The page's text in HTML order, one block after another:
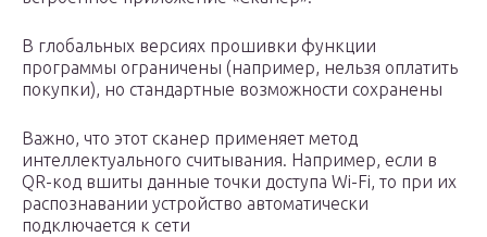
В глобальных версиях прошивки функции
программы ограничены (например, нельзя оплатить
покупки), но стандартные возможности сохранены
Важно, что этот сканер применяет метод
интеллектуального считывания. Например, если в
QR-код вшиты данные точки доступа Wi-Fi, то при их
распознавании устройство автоматически
подключается к сети